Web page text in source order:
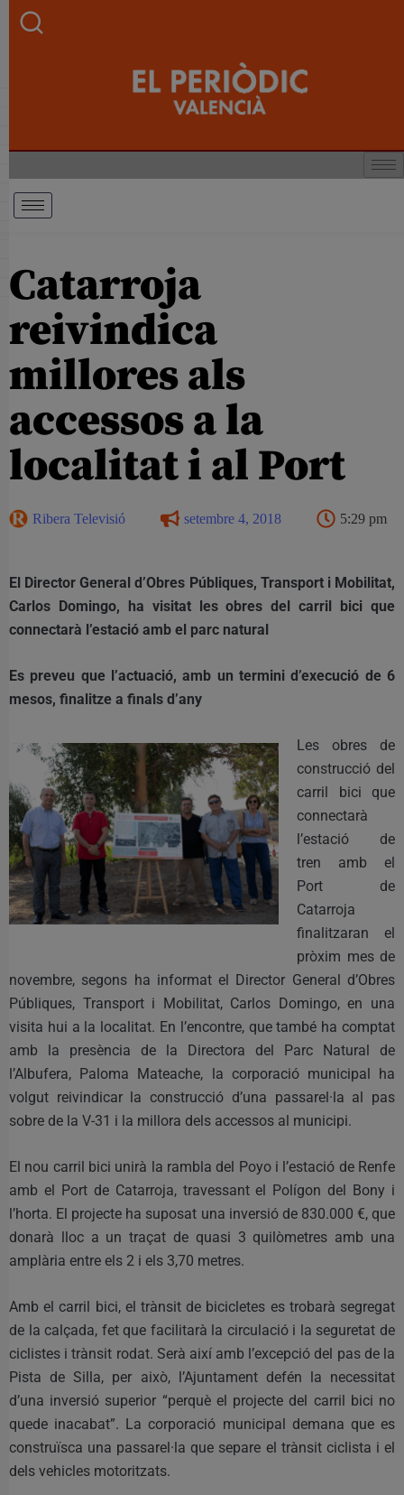
Catarroja
reivindica
millores als
accessos a la
localitat i al Port
Ribera Televisió setembre 4, 2018 5:29 pm
El Director General d’Obres Públiques, Transport i Mobilitat,
Carlos Domingo, ha visitat les obres del carril bici que
connectarà l’estació amb el parc natural
Es preveu que l’actuació, amb un termini d’execució de 6
mesos, finalitze a finals d’any
Les obres de
construcció del
carril bici que
connectarà
l’estació de
tren amb el
Port de
Catarroja
finalitzaran el
pròxim mes de
novembre, segons ha informat el Director General d’Obres
Públiques, Transport i Mobilitat, Carlos Domingo, en una
visita hui a la localitat. En l’encontre, que també ha comptat
amb la presència de la Directora del Parc Natural de
l’Albufera, Paloma Mateache, la corporació municipal ha
volgut reivindicar la construcció d’una passarel·la al pas
sobre de la V-31 i la millora dels accessos al municipi.
El nou carril bici unirà la rambla del Poyo i l’estació de Renfe
amb el Port de Catarroja, travessant el Polígon del Bony i
l’horta. El projecte ha suposat una inversió de 830.000 €, que
donarà lloc a un traçat de quasi 3 quilòmetres amb una
amplària entre els 2 i els 3,70 metres.
Amb el carril bici, el trànsit de bicicletes es trobarà segregat
de la calçada, fet que facilitarà la circulació i la seguretat de
ciclistes i trànsit rodat. Serà així amb l’excepció del pas de la
Pista de Silla, per això, l’Ajuntament defén la necessitat
d’una inversió superior “perquè el projecte del carril bici no
quede inacabat”. La corporació municipal demana que es
construïsca una passarel·la que separe el trànsit ciclista i el
dels vehicles motoritzats.